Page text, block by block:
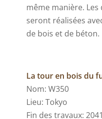
même manière.
seront réalisées
de bois et de béton.
La tour en bois du
Nom: W350
Lieu: Tokyo
Fin des travaux: 2041